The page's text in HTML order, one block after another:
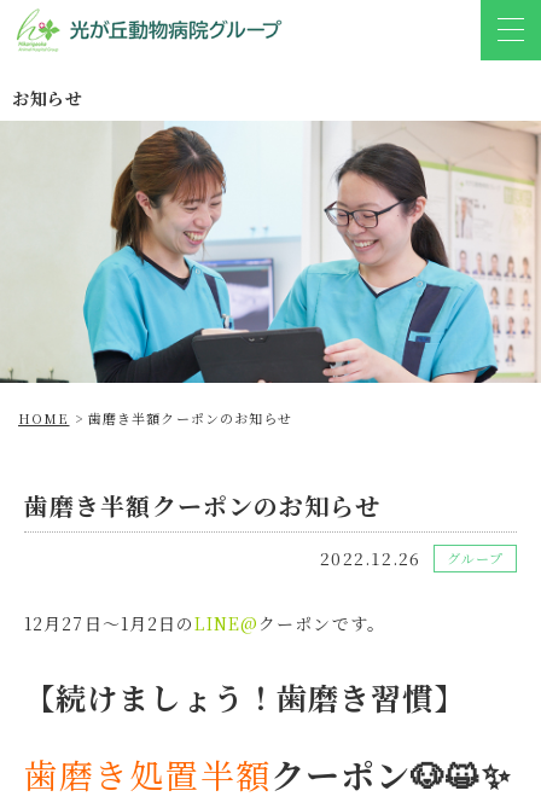
お知らせ
HOME > 歯磨き半額クーポンのお知らせ
歯磨き半額クーポンのお知らせ
2022.12.26 グループ
12月27日～1月2日のLINE@ クーポンです。
【続けましょう！歯磨き習慣】
歯磨き処置半額クーポン🐶😺✨